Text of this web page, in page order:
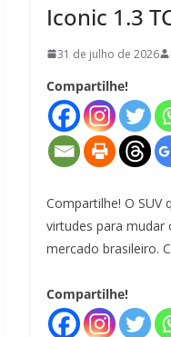
Iconic 1.3
31 de julho de 2026
Compartilhe!
Compartilhe! O SUV
virtudes para mudar
mercado brasileiro.
Compartilhe!